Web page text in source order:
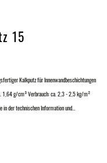
15
Kalkputz für Innenwandbeschichtungen
1,64 g/cm³ Verbrauch: ca. 2,3 - 2,5 kg/m²
der technischen Information und…